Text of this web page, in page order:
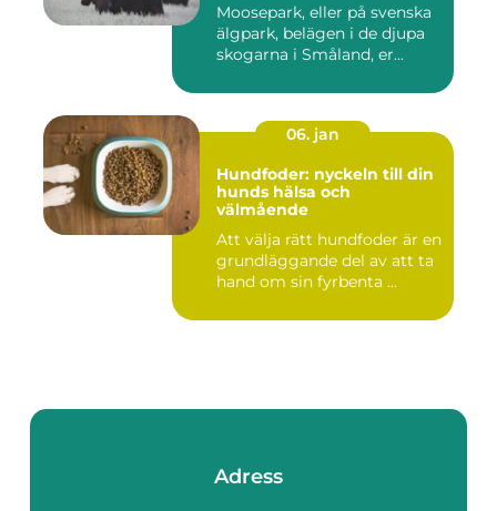
Moosepark, eller på svenska
älgpark, belägen i de djupa
skogarna i Småland, er...
06. jan
Hundfoder: nyckeln till din
hunds hälsa och
välmående
Att välja rätt hundfoder är en
grundläggande del av att ta
hand om sin fyrbenta ...
Adress